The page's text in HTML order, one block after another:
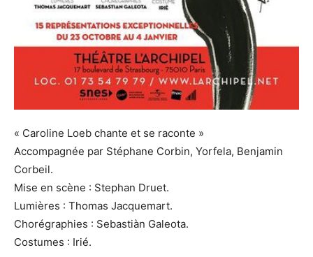
« Caroline Loeb chante et se raconte »
Accompagnée par Stéphane Corbin, Yorfela, Benjamin
Corbeil.
Mise en scène : Stephan Druet.
Lumières : Thomas Jacquemart.
Chorégraphies : Sebastiàn Galeota.
Costumes : Irié.